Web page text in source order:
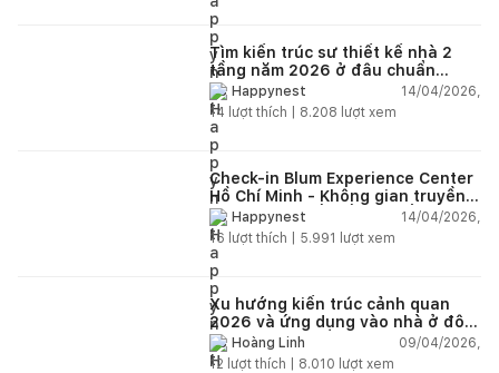
Tìm kiến trúc sư thiết kế nhà 2
tầng năm 2026 ở đâu chuẩn
nhất?Happynest
14/04/2026,
14 lượt thích | 8.208 lượt xem
Check-in Blum Experience Center
Hồ Chí Minh - Không gian truyền
cảm hứng thiết kế nội thất
Happynest
14/04/2026,
16 lượt thích | 5.991 lượt xem
Xu hướng kiến trúc cảnh quan
2026 và ứng dụng vào nhà ở đô
thị hiện đại
Hoàng Linh
09/04/2026,
12 lượt thích | 8.010 lượt xem